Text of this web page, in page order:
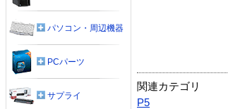
関連カテゴリ
P5
パソコン・周辺機器
PCパーツ
サプライ